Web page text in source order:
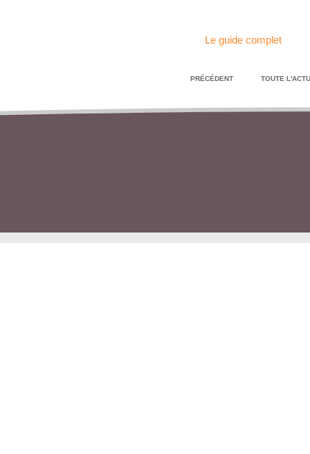
Le guide complet
PRÉCÉDENT TOUTE